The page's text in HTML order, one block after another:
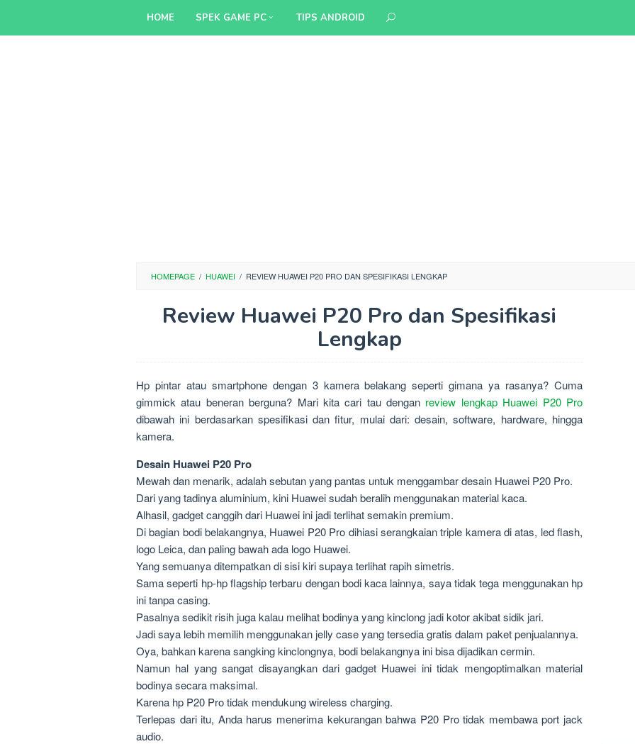
HOME SPEK GAME PC TIPS ANDROID
HOMEPAGE / HUAWEI / REVIEW HUAWEI P20 PRO DAN SPESIFIKASI LENGKAP
Review Huawei P20 Pro dan Spesifikasi
Lengkap
Hp pintar atau smartphone dengan 3 kamera belakang seperti gimana ya rasanya? Cuma
gimmick atau beneran berguna? Mari kita cari tau dengan review lengkap Huawei P20 Pro
dibawah ini berdasarkan spesifikasi dan fitur, mulai dari: desain, software, hardware, hingga
kamera.
Desain Huawei P20 Pro
Mewah dan menarik, adalah sebutan yang pantas untuk menggambar desain Huawei P20 Pro.
Dari yang tadinya aluminium, kini Huawei sudah beralih menggunakan material kaca.
Alhasil, gadget canggih dari Huawei ini jadi terlihat semakin premium.
Di bagian bodi belakangnya, Huawei P20 Pro dihiasi serangkaian triple kamera di atas, led flash,
logo Leica, dan paling bawah ada logo Huawei.
Yang semuanya ditempatkan di sisi kiri supaya terlihat rapih simetris.
Sama seperti hp-hp flagship terbaru dengan bodi kaca lainnya, saya tidak tega menggunakan hp
ini tanpa casing.
Pasalnya sedikit risih juga kalau melihat bodinya yang kinclong jadi kotor akibat sidik jari.
Jadi saya lebih memilih menggunakan jelly case yang tersedia gratis dalam paket penjualannya.
Oya, bahkan karena sangking kinclongnya, bodi belakangnya ini bisa dijadikan cermin.
Namun hal yang sangat disayangkan dari gadget Huawei ini tidak mengoptimalkan material
bodinya secara maksimal.
Karena hp P20 Pro tidak mendukung wireless charging.
Terlepas dari itu, Anda harus menerima kekurangan bahwa P20 Pro tidak membawa port jack
audio.